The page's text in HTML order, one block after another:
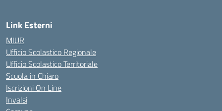
Link Esterni
MIUR
Ufficio Scolastico Regionale
Ufficio Scolastico Territoriale
Scuola in Chiaro
Iscrizioni On Line
Invalsi